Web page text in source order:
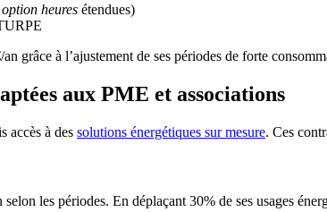
option heures étendues)
grâce à l’ajustement de ses périodes de forte
aux PME et associations
accès à des solutions énergétiques sur mesure. Ces
les périodes. En déplaçant 30% de ses usages